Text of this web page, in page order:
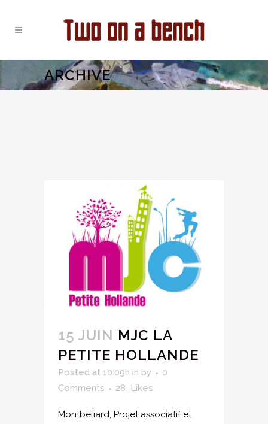
ARCHIVE
15 JUIN MJC LA
PETITE HOLLANDE
Posted at 10:09h in by
0
Comments
28 Likes
Montbéliard, Projet associatif et